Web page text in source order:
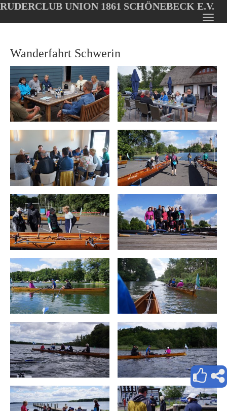
Oops, an error occurred! Code: 20260805182604dc78c1fb
main
content
RUDERCLUB UNION 1861 SCHÖNEBECK E.V.
Wanderfahrt Schwerin